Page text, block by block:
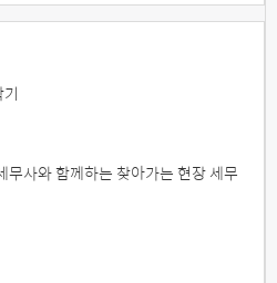
무사와 함께하는 찾아가는 현장 세무